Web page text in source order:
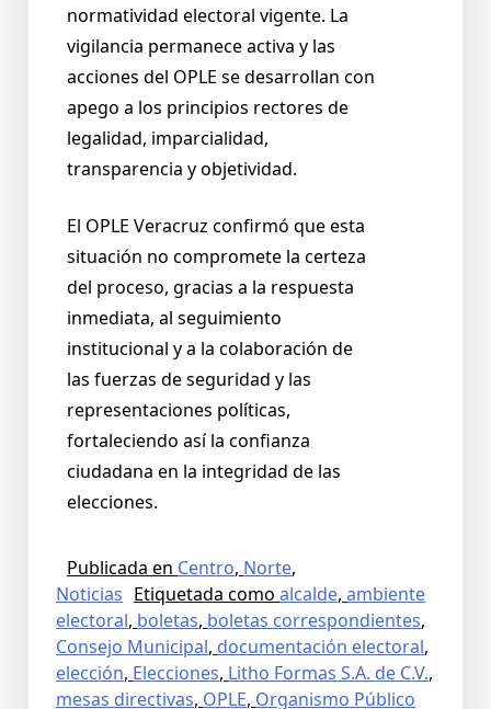
normatividad electoral vigente. La
vigilancia permanece activa y las
acciones del OPLE se desarrollan con
apego a los principios rectores de
legalidad, imparcialidad,
transparencia y objetividad.
El OPLE Veracruz confirmó que esta
situación no compromete la certeza
del proceso, gracias a la respuesta
inmediata, al seguimiento
institucional y a la colaboración de
las fuerzas de seguridad y las
representaciones políticas,
fortaleciendo así la confianza
ciudadana en la integridad de las
elecciones.
Publicada en Centro, Norte,
Noticias Etiquetada como alcalde, ambiente
electoral, boletas, boletas correspondientes,
Consejo Municipal, documentación electoral,
elección, Elecciones, Litho Formas S.A. de C.V.,
mesas directivas, OPLE, Organismo Público